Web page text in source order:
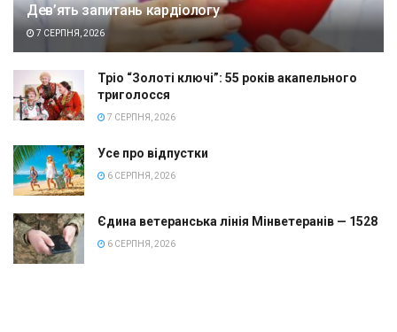
Дев’ять запитань кардіологу
7 СЕРПНЯ, 2026
Тріо “Золоті ключі”: 55 років акапельного
триголосся
7 СЕРПНЯ, 2026
Усе про відпустки
6 СЕРПНЯ, 2026
Єдина ветеранська лінія Мінветеранів — 1528
6 СЕРПНЯ, 2026